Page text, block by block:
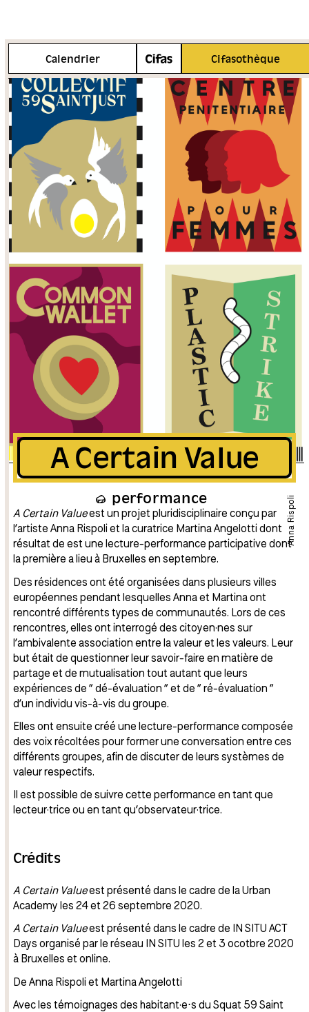
Calendrier Cifasothèque
Plus d'info
Anna Rispoli
A Certain Value
performance
A Certain Valueest un projet pluridisciplinaire conçu par
l’artiste Anna Rispoli et la curatrice Martina Angelotti dont
résultat de est une lecture-performance participative dont
la première a lieu à Bruxelles en septembre.
Des résidences ont été organisées dans plusieurs villes
européennes pendant lesquelles Anna et Martina ont
rencontré différents types de communautés. Lors de ces
rencontres, elles ont interrogé des citoyen·nes sur
l’ambivalente association entre la valeur et les valeurs. Leur
but était de questionner leur savoir-faire en matière de
partage et de mutualisation tout autant que leurs
expériences de ” dé-évaluation ” et de ” ré-évaluation ”
d’un individu vis-à-vis du groupe.
Elles ont ensuite créé une lecture-performance composée
des voix récoltées pour former une conversation entre ces
différents groupes, afin de discuter de leurs systèmes de
valeur respectifs.
Il est possible de suivre cette performance en tant que
lecteur·trice ou en tant qu’observateur·trice.
Crédits
A Certain Valueest présenté dans le cadre de la Urban
Academy les 24 et 26 septembre 2020.
A Certain Valueest présenté dans le cadre de IN SITU ACT
Days organisé par le réseau IN SITU les 2 et 3 ocotbre 2020
à Bruxelles et online.
De Anna Rispoli et Martina Angelotti
Avec les témoignages des habitant·e⋅s du Squat 59 Saint